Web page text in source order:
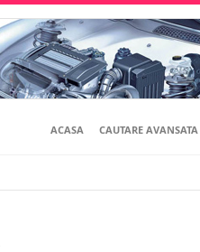
ACASA CAUTARE AVANSATA